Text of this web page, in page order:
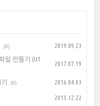
(0)
2019.09.23
일 만들기 (UT
2017.07.19
(0) 2016.04.03
2015.12.22